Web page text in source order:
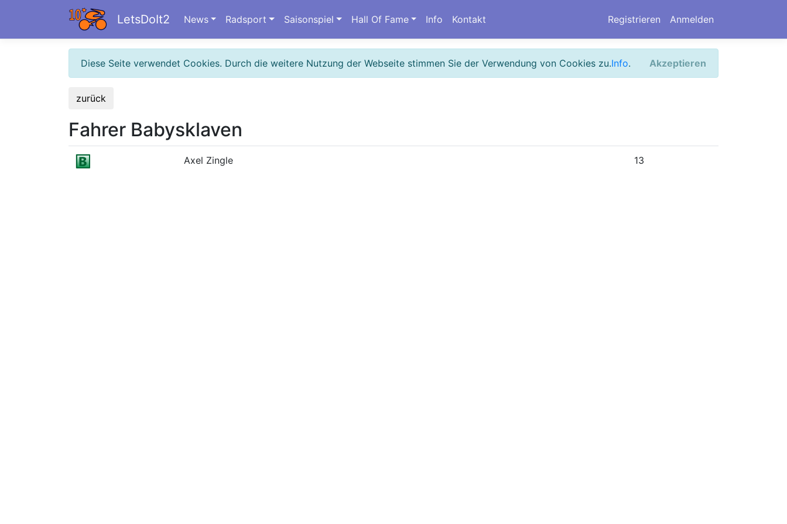
LetsDoIt2 Registrieren Anmelden
News Radsport Saisonspiel Hall Of Fame Info Kontakt
Diese Seite verwendet Cookies. Durch die weitere Nutzung der Webseite stimmen Sie der Verwendung von Cookies zu.Info. Akzeptieren
zurück
Fahrer Babysklaven
Axel Zingle 13